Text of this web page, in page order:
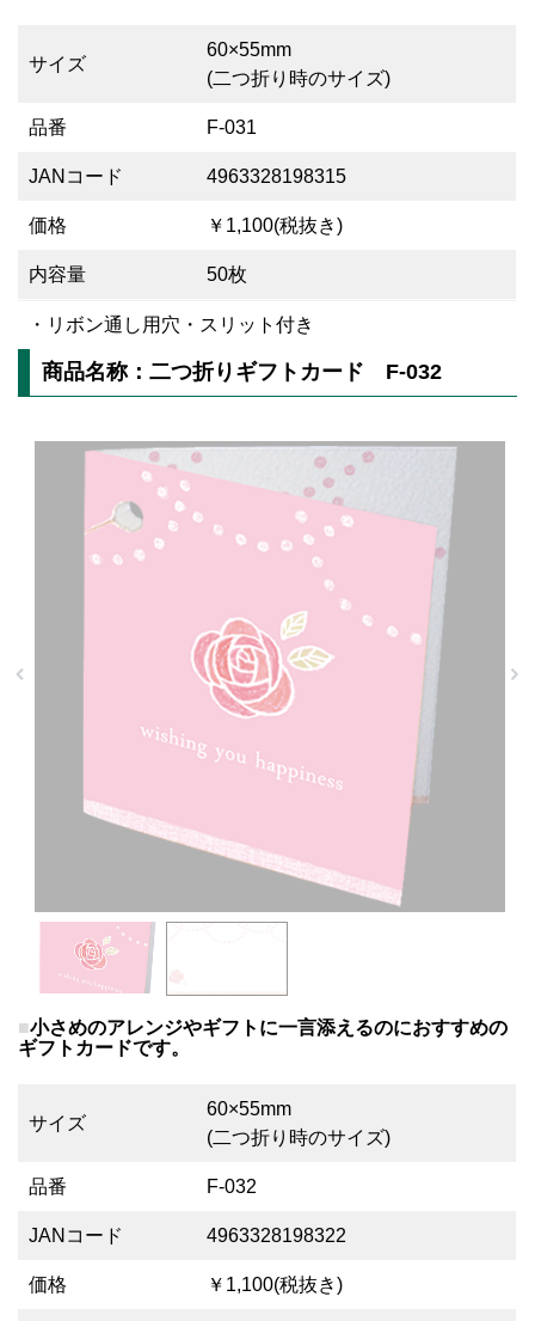
サイズ
60×55mm
(二つ折り時のサイズ)
品番 F-031
JANコード 4963328198315
価格 ￥1,100(税抜き)
内容量 50枚
・リボン通し用穴・スリット付き
商品名称：二つ折りギフトカード F-032
小さめのアレンジやギフトに一言添えるのにおすすめの
ギフトカードです。
サイズ
60×55mm
(二つ折り時のサイズ)
品番 F-032
JANコード 4963328198322
価格 ￥1,100(税抜き)